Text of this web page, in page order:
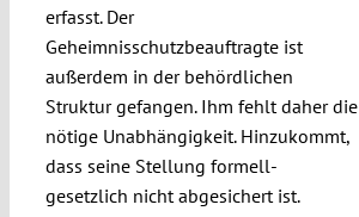
erfasst. Der
Geheimnisschutzbeauftragte ist
außerdem in der behördlichen
Struktur gefangen. Ihm fehlt daher die
nötige Unabhängigkeit. Hinzukommt,
dass seine Stellung formell-
gesetzlich nicht abgesichert ist.